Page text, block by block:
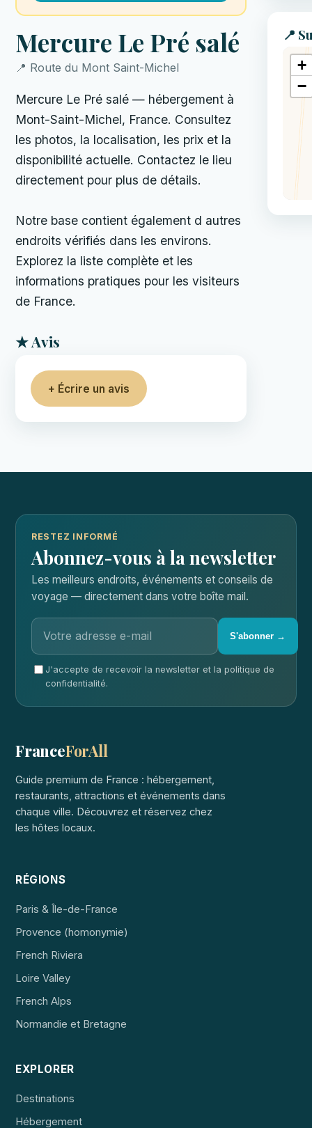
Mercure Le Pré salé
📍 Route du Mont Saint-Michel
Mercure Le Pré salé — hébergement à
Mont-Saint-Michel, France. Consultez
les photos, la localisation, les prix et la
disponibilité actuelle. Contactez le lieu
directement pour plus de détails.
Notre base contient également d autres
endroits vérifiés dans les environs.
Explorez la liste complète et les
informations pratiques pour les visiteurs
de France.
★ Avis
+ Écrire un avis
📍
+
−
RESTEZ INFORMÉ
Abonnez-vous à la newsletter
Les meilleurs endroits, événements et conseils de
voyage — directement dans votre boîte mail.
S'abonner →
J'accepte de recevoir la newsletter et la politique de
confidentialité.
FranceForAll
Guide premium de France : hébergement,
restaurants, attractions et événements dans
chaque ville. Découvrez et réservez chez
les hôtes locaux.
RÉGIONS
Paris & Île-de-France
Provence (homonymie)
French Riviera
Loire Valley
French Alps
Normandie et Bretagne
EXPLORER
Destinations
Hébergement